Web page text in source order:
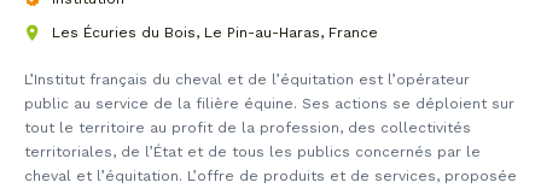
Les Écuries du Bois, Le Pin-au-Haras, France
L’Institut français du cheval et de l’équitation est l’opérateur
public au service de la filière équine. Ses actions se déploient sur
tout le territoire au profit de la profession, des collectivités
territoriales, de l’État et de tous les publics concernés par le
cheval et l’équitation. L’offre de produits et de services, proposée